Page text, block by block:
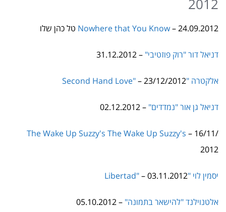
– 24.09.2012 טל כהן שלו
דניאל דור "רוק פוזטיבי"– 31.12.2012
אלקטרה "Second Hand Love" – 23/12/2012
דניאל גן אור "נמדדים"– 02.12.2012
The Wake Up Suzzy's The Wake Up Suzzy's– 16/11/
יסמין לוי "Libertad"
אלטנוילנד "להישאר בתמונה"– 05.10.2012
אורי שביט "משחקת במילים" – 09.08.2012